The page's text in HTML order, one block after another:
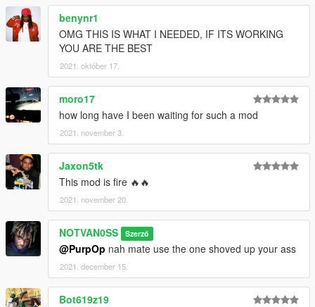
benynr1
OMG THIS IS WHAT I NEEDED, IF ITS WORKING
YOU ARE THE BEST
2021. október 17.
moro17
how long have I been waiting for such a mod
2021. november 3.
Jaxon5tk
This mod is fire 🔥🔥
2021. november 20.
NOTVAN0SS Szerző
@PurpOp nah mate use the one shoved up your ass
2021. december 15.
Bot619z19